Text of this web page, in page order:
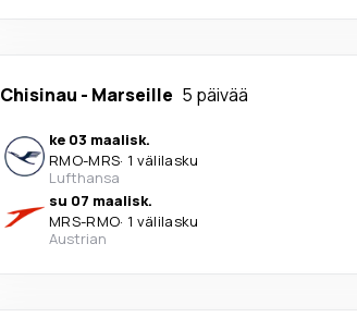
Chisinau - Marseille 5 päivää
ke 03 maalisk.
RMO-MRS· 1 välilasku
Lufthansa
su 07 maalisk.
MRS-RMO· 1 välilasku
Austrian